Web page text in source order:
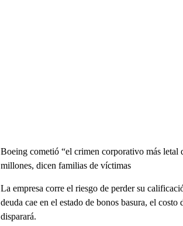
Boeing cometió “el crimen corporativo más
millones, dicen familias de víctimas
La empresa corre el riesgo de perder su
deuda cae en el estado de bonos basura, el
disparará.